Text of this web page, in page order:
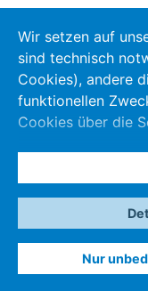
Wir setzen auf
sind technisch
Cookies), andere
funktionellen
Cookies über die
eine Auswahl
Schaltfläche „Nur
werden nur
gesetzt. Ändern
jederzeit auch
Datenschutz-Icon
Nur